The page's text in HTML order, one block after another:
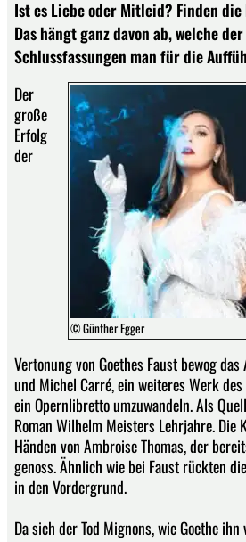
Ist es Liebe oder Mitleid? Finden
Das hängt ganz davon ab, welche
Schlussfassungen man für die
© Günther Egger
Der
große
Erfolg
der
Vertonung von Goethes Faust bewog
und Michel Carré, ein weiteres Werk
ein Opernlibretto umzuwandeln. Als
Roman Wilhelm Meisters Lehrjahre. Die
Händen von Ambroise Thomas, der
genoss. Ähnlich wie bei Faust rückten
in den Vordergrund.
Da sich der Tod Mignons, wie Goethe